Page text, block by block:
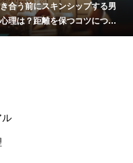
合う前にスキンシップする男
理は？距離を保つコツについ
ル